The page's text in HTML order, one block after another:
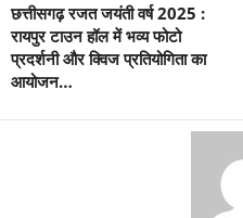
छत्तीसगढ़ रजत जयंती वर्ष 2025 :
रायपुर टाउन हॉल में भव्य फोटो
प्रदर्शनी और क्विज प्रतियोगिता का
आयोजन…